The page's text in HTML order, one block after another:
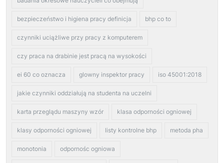
bezpieczeństwo i higiena pracy definicja bhp co to
czynniki uciążliwe przy pracy z komputerem
czy praca na drabinie jest pracą na wysokości
ei 60 co oznacza glowny inspektor pracy iso 45001:2018
jakie czynniki oddziałują na studenta na uczelni
karta przeglądu maszyny wzór klasa odporności ogniowej
klasy odporności ogniowej listy kontrolne bhp metoda pha
monotonia odpornośc ogniowa